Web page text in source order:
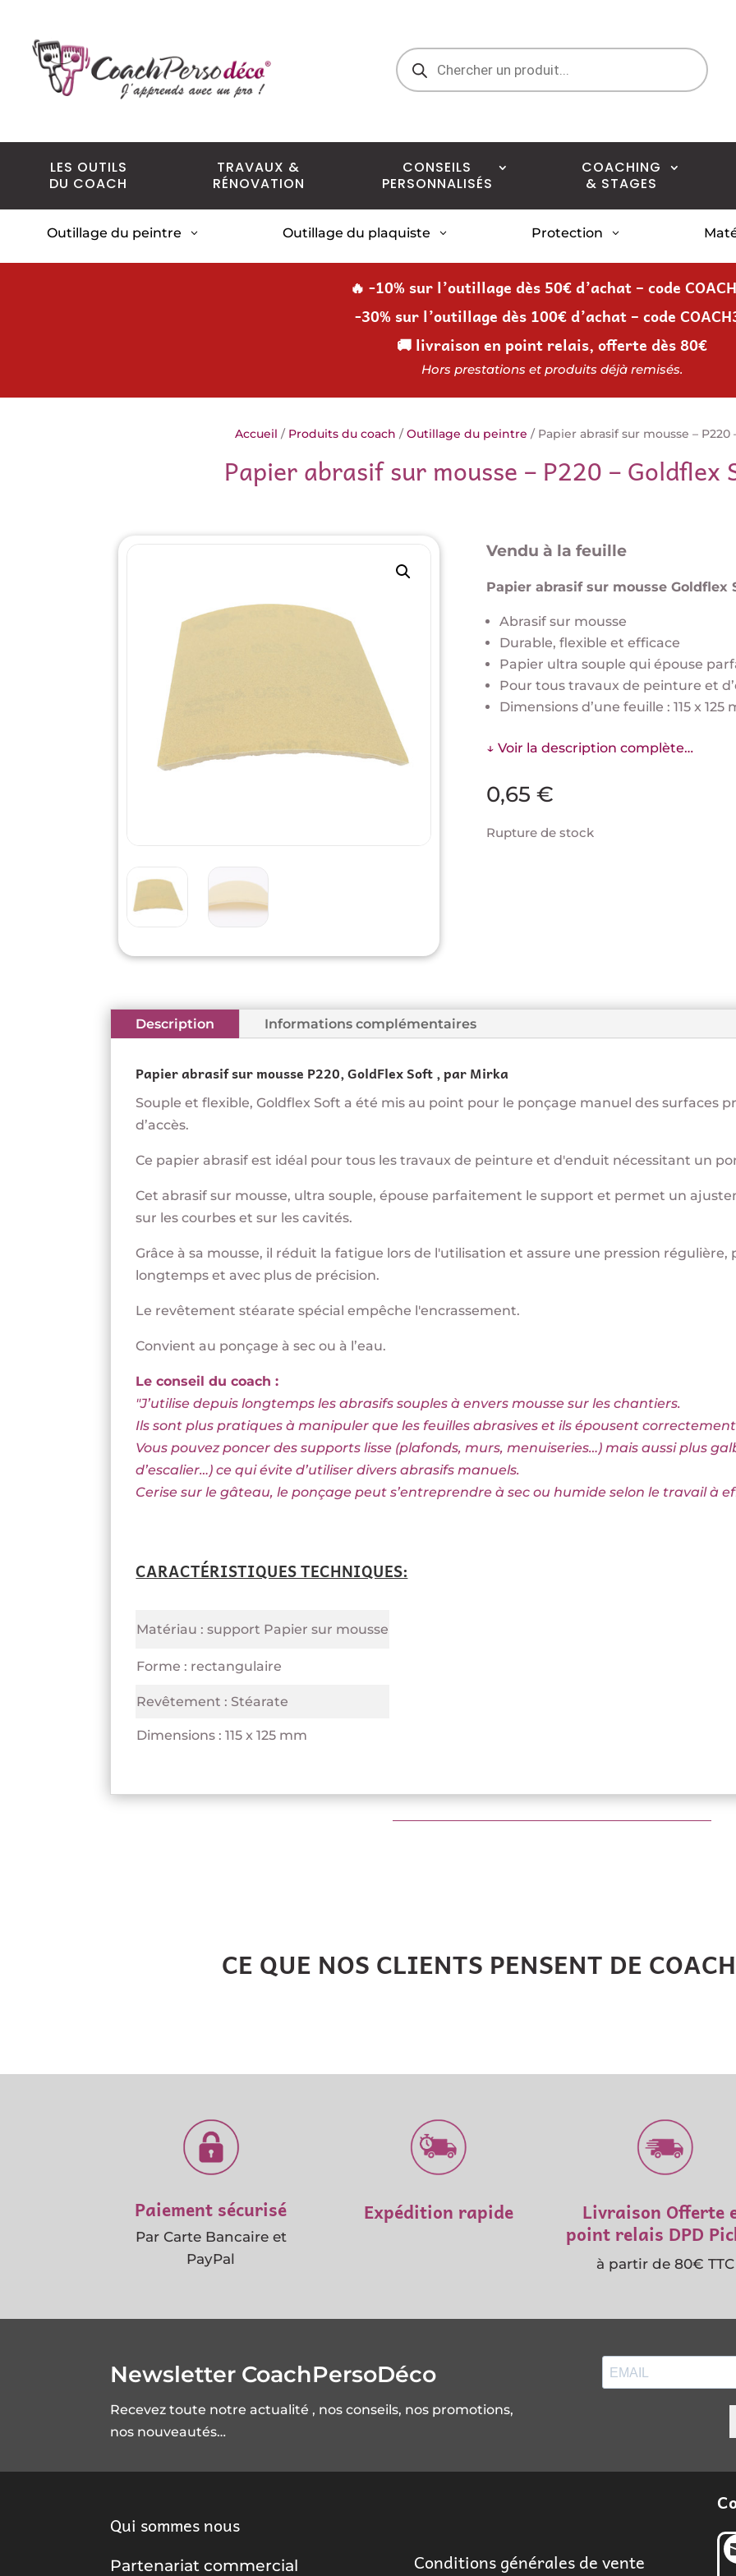
Recherche
de
produits
LES OUTILS
DU COACH
TRAVAUX &
RÉNOVATION
CONSEILS
PERSONNALISÉS
COACHING
& STAGES
Outillage du peintre 3 Outillage du plaquiste 3 Protection 3
🔥 -10% sur l’outillage dès 50€ d’achat – code
-30% sur l’outillage dès 100€ d’achat – code
🚚 livraison en point relais, offerte dès 80€
Hors prestations et produits déjà remisés.
Accueil / Produits du coach /Outillage du peintre / Papier abrasif sur mousse – P220
Papier abrasif sur mousse – P220 – Goldflex
Vendu à la feuille
Papier abrasif sur mousse Goldflex
Abrasif sur mousse
Durable, flexible et efficace
Papier ultra souple qui épouse
Pour tous travaux de peinture et
Dimensions d’une feuille : 115 x 125
↓ Voir la description complète…
0,65€
Rupture de stock
Description Informations complémentaires
Papier abrasif sur mousse P220, GoldFlex Soft , par Mirka
Souple et flexible, Goldflex Soft a été mis au point pour le ponçage manuel des surfaces
d’accès.
Ce papier abrasif est idéal pour tous les travaux de peinture et d'enduit nécessitant un
Cet abrasif sur mousse, ultra souple, épouse parfaitement le support et permet un
sur les courbes et sur les cavités.
Grâce à sa mousse, il réduit la fatigue lors de l'utilisation et assure une pression
longtemps et avec plus de précision.
Le revêtement stéarate spécial empêche l'encrassement.
Convient au ponçage à sec ou à l’eau.
Le conseil du coach :
"J’utilise depuis longtemps les abrasifs souples à envers mousse sur les chantiers.
Ils sont plus pratiques à manipuler que les feuilles abrasives et ils épousent
Vous pouvez poncer des supports lisse (plafonds, murs, menuiseries…) mais aussi plus
d’escalier…) ce qui évite d’utiliser divers abrasifs manuels.
Cerise sur le gâteau, le ponçage peut s’entreprendre à sec ou humide selon le travail à
CARACTÉRISTIQUES TECHNIQUES:
Matériau : support Papier sur mousse
Forme : rectangulaire
Revêtement : Stéarate
Dimensions : 115 x 125 mm
CE QUE NOS CLIENTS PENSENT DE
Paiement sécurisé
Par Carte Bancaire et
PayPal
Expédition rapide Livraison Offerte
point relais DPD
à partir de 80€ TTC
Newsletter CoachPersoDéco
Recevez toute notre actualité , nos conseils, nos promotions,
nos nouveautés…
Qui sommes nous
Partenariat commercial Conditions générales de vente